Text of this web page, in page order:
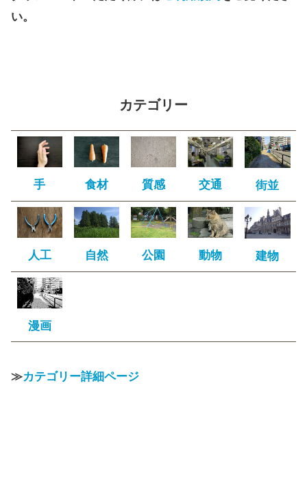
い。
カテゴリー
手 食材 質感 交通 街並
人工 自然 公園 動物 建物
漫画
≫カテゴリー詳細ページ